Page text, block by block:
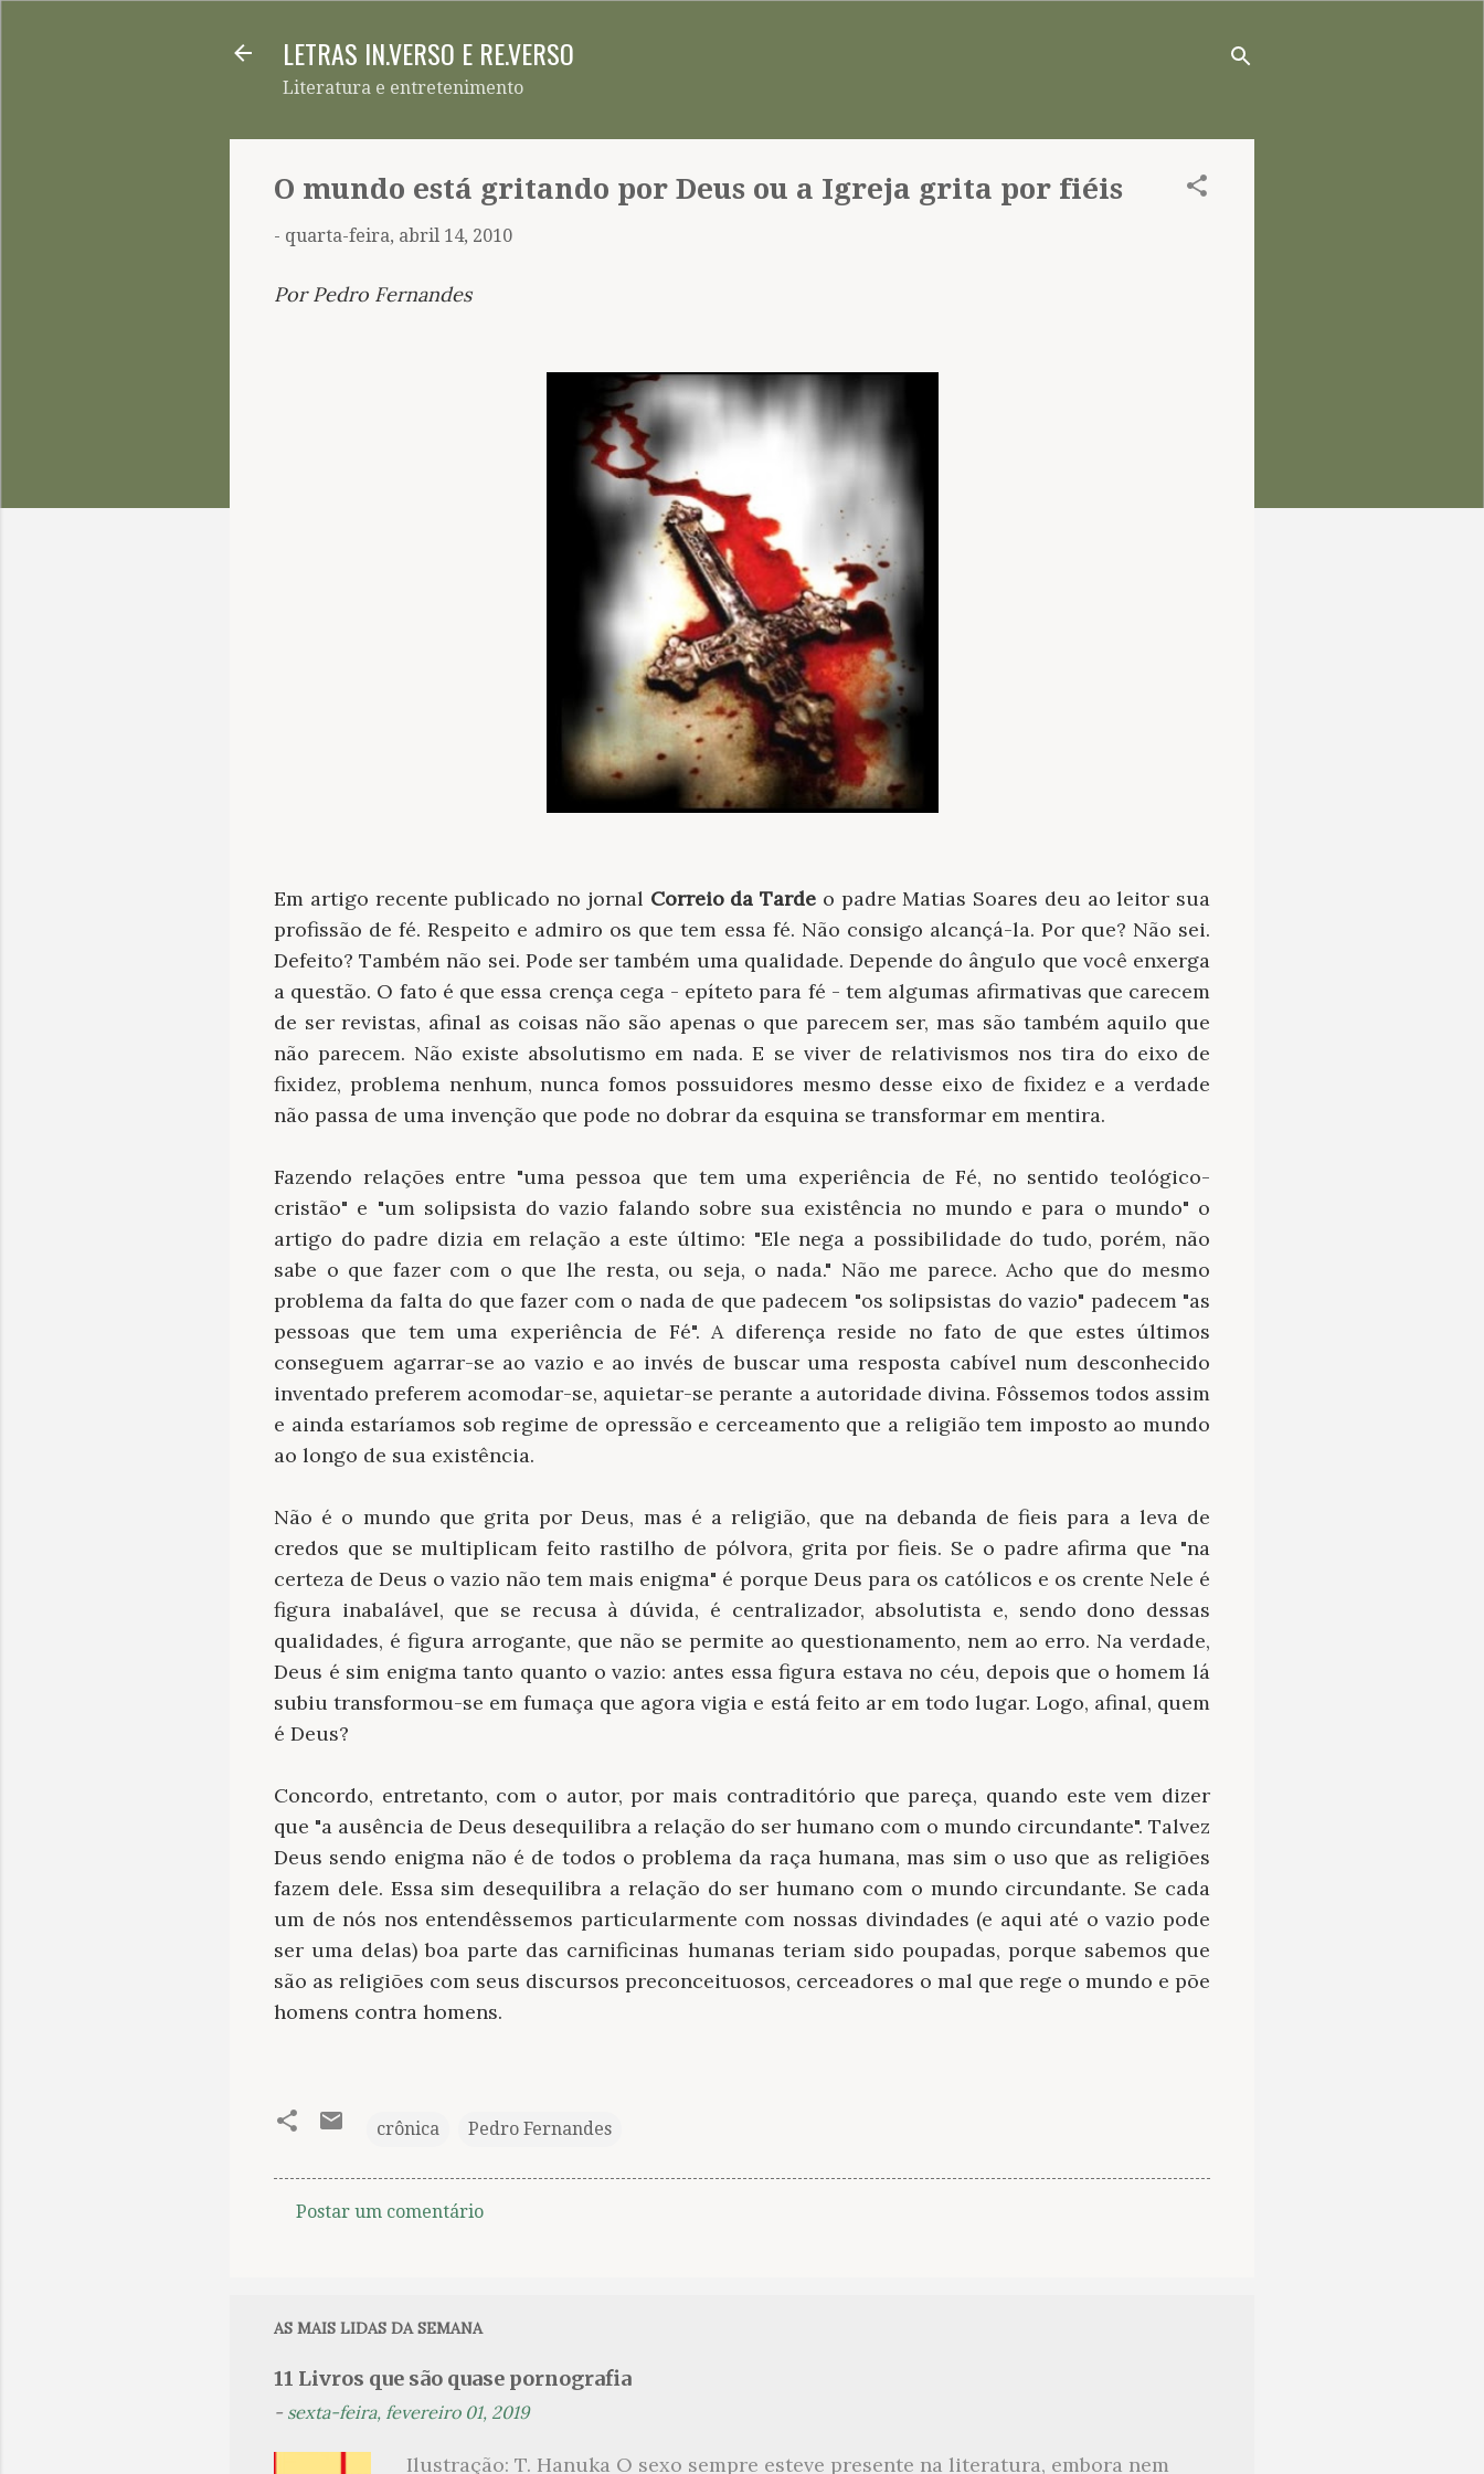
LETRAS IN.VERSO E RE.VERSO
Literatura e entretenimento
O mundo está gritando por Deus ou a Igreja grita por fiéis
- quarta-feira, abril 14, 2010
Por Pedro Fernandes
Em artigo recente publicado no jornal Correio da Tarde o padre Matias Soares deu ao leitor sua
profissão de fé. Respeito e admiro os que tem essa fé. Não consigo alcançá-la. Por que? Não sei.
Defeito? Também não sei. Pode ser também uma qualidade. Depende do ângulo que você enxerga
a questão. O fato é que essa crença cega - epíteto para fé - tem algumas afirmativas que carecem
de ser revistas, afinal as coisas não são apenas o que parecem ser, mas são também aquilo que
não parecem. Não existe absolutismo em nada. E se viver de relativismos nos tira do eixo de
fixidez, problema nenhum, nunca fomos possuidores mesmo desse eixo de fixidez e a verdade
não passa de uma invenção que pode no dobrar da esquina se transformar em mentira.
Fazendo relações entre "uma pessoa que tem uma experiência de Fé, no sentido teológico-
cristão" e "um solipsista do vazio falando sobre sua existência no mundo e para o mundo" o
artigo do padre dizia em relação a este último: "Ele nega a possibilidade do tudo, porém, não
sabe o que fazer com o que lhe resta, ou seja, o nada." Não me parece. Acho que do mesmo
problema da falta do que fazer com o nada de que padecem "os solipsistas do vazio" padecem "as
pessoas que tem uma experiência de Fé". A diferença reside no fato de que estes últimos
conseguem agarrar-se ao vazio e ao invés de buscar uma resposta cabível num desconhecido
inventado preferem acomodar-se, aquietar-se perante a autoridade divina. Fôssemos todos assim
e ainda estaríamos sob regime de opressão e cerceamento que a religião tem imposto ao mundo
ao longo de sua existência.
Não é o mundo que grita por Deus, mas é a religião, que na debanda de fieis para a leva de
credos que se multiplicam feito rastilho de pólvora, grita por fieis. Se o padre afirma que "na
certeza de Deus o vazio não tem mais enigma" é porque Deus para os católicos e os crente Nele é
figura inabalável, que se recusa à dúvida, é centralizador, absolutista e, sendo dono dessas
qualidades, é figura arrogante, que não se permite ao questionamento, nem ao erro. Na verdade,
Deus é sim enigma tanto quanto o vazio: antes essa figura estava no céu, depois que o homem lá
subiu transformou-se em fumaça que agora vigia e está feito ar em todo lugar. Logo, afinal, quem
é Deus?
Concordo, entretanto, com o autor, por mais contraditório que pareça, quando este vem dizer
que "a ausência de Deus desequilibra a relação do ser humano com o mundo circundante". Talvez
Deus sendo enigma não é de todos o problema da raça humana, mas sim o uso que as religiões
fazem dele. Essa sim desequilibra a relação do ser humano com o mundo circundante. Se cada
um de nós nos entendêssemos particularmente com nossas divindades (e aqui até o vazio pode
ser uma delas) boa parte das carnificinas humanas teriam sido poupadas, porque sabemos que
são as religiões com seus discursos preconceituosos, cerceadores o mal que rege o mundo e põe
homens contra homens.
crônica Pedro Fernandes
e
t
á
r
Postar um comentário
AS MAIS LIDAS DA SEMANA
11 Livros que são quase pornografia
- sexta-feira, fevereiro 01, 2019
Ilustração: T. Hanuka O sexo sempre esteve presente na literatura, embora nem